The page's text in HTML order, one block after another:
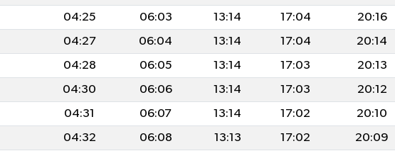
04:25 06:03 13:14 17:04 20:16
04:27 06:04 13:14 17:04 20:14
04:28 06:05 13:14 17:03 20:13
04:30 06:06 13:14 17:03 20:12
04:31 06:07 13:14 17:02 20:10
04:32 06:08 13:13 17:02 20:09